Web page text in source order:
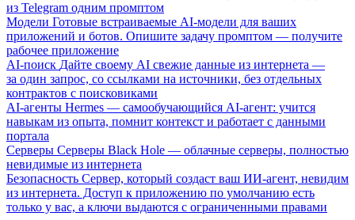
из Telegram одним промптом
Модели Готовые встраиваемые AI-модели для ваших
приложений и ботов. Опишите задачу промптом — получите
рабочее приложение
AI-поиск Дайте своему AI свежие данные из интернета —
за один запрос, со ссылками на источники, без отдельных
контрактов с поисковиками
AI-агенты Hermes — самообучающийся AI-агент: учится
навыкам из опыта, помнит контекст и работает с данными
портала
Серверы Серверы Black Hole — облачные серверы, полностью
невидимые из интернета
Безопасность Сервер, который создаст ваш ИИ-агент, невидим
из интернета. Доступ к приложению по умолчанию есть
только у вас, а ключи выдаются с ограниченными правами